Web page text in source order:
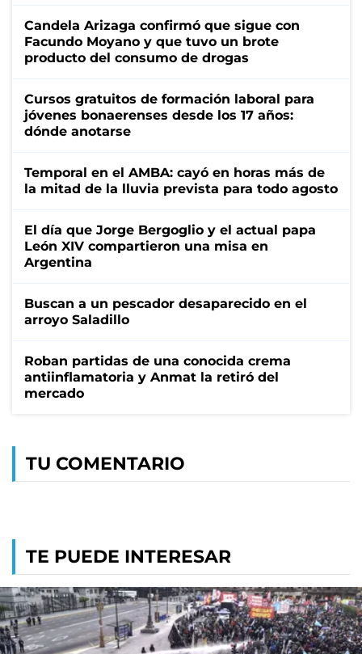
Candela Arizaga confirmó que sigue con
Facundo Moyano y que tuvo un brote
producto del consumo de drogas
Cursos gratuitos de formación laboral para
jóvenes bonaerenses desde los 17 años:
dónde anotarse
Temporal en el AMBA: cayó en horas más de
la mitad de la lluvia prevista para todo agosto
El día que Jorge Bergoglio y el actual papa
León XIV compartieron una misa en
Argentina
Buscan a un pescador desaparecido en el
arroyo Saladillo
Roban partidas de una conocida crema
antiinflamatoria y Anmat la retiró del
mercado
TU COMENTARIO
TE PUEDE INTERESAR